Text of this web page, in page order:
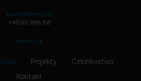
biuro@psnm.org
+48 507 686 158
psnm.org
Projekty Członkostwo
Kontakt